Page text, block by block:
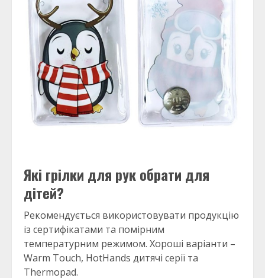
Які грілки для рук обрати для
дітей?
Рекомендується використовувати продукцію
із сертифікатами та помірним
температурним режимом. Хороші варіанти –
Warm Touch, HotHands дитячі серії та
Thermopad.